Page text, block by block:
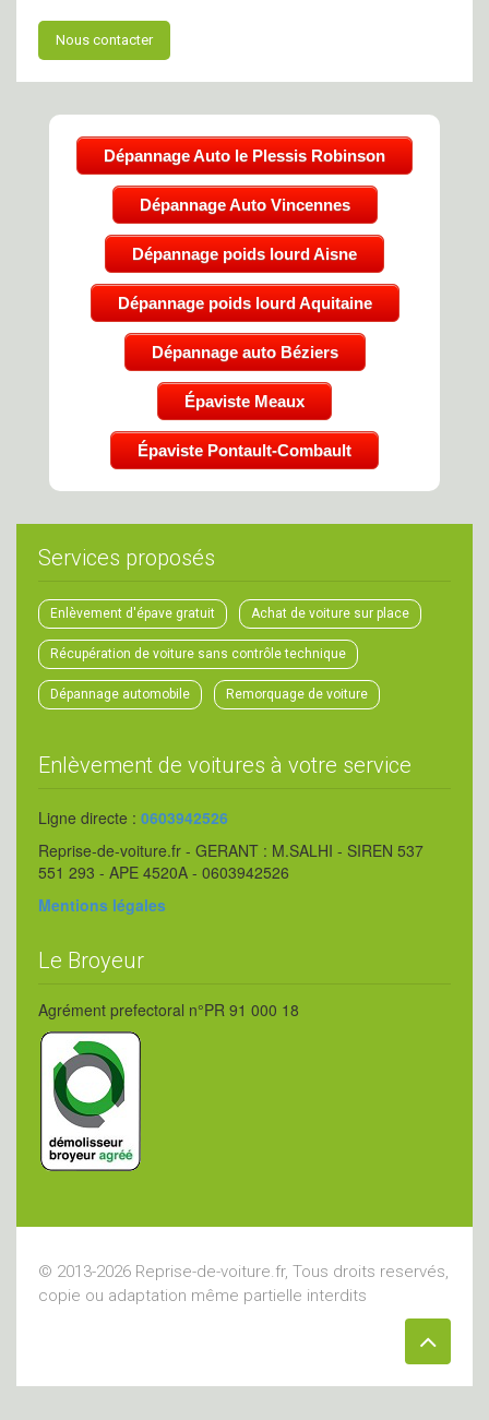
Nous contacter
Dépannage Auto le Plessis Robinson
Dépannage Auto Vincennes
Dépannage poids lourd Aisne
Dépannage poids lourd Aquitaine
Dépannage auto Béziers
Épaviste Meaux
Épaviste Pontault-Combault
Services proposés
Enlèvement d'épave gratuit Achat de voiture sur place
Récupération de voiture sans contrôle technique
Dépannage automobile Remorquage de voiture
Enlèvement de voitures à votre service
Ligne directe : 0603942526
Reprise-de-voiture.fr - GERANT : M.SALHI - SIREN 537
551 293 - APE 4520A - 0603942526
Mentions légales
Le Broyeur
Agrément prefectoral n°PR 91 000 18
© 2013-2026 Reprise-de-voiture.fr, Tous droits reservés,
copie ou adaptation même partielle interdits